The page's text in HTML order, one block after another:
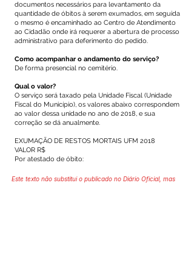
documentos necessários para levantamento da
quantidade de óbitos à serem exumados, em seguida
o mesmo é encaminhado ao Centro de Atendimento
ao Cidadão onde irá requerer a abertura de processo
administrativo para deferimento do pedido.
Como acompanhar o andamento do serviço?
De forma presencial no cemitério.
Qual o valor?
O serviço será taxado pela Unidade Fiscal (Unidade
Fiscal do Município), os valores abaixo correspondem
ao valor dessa unidade no ano de 2018, e sua
correção se dá anualmente.
EXUMAÇÃO DE RESTOS MORTAIS UFM 2018
VALOR R$
Por atestado de óbito:
Este texto não substitui o publicado no Diário Oficial, mas